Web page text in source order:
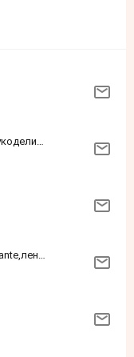
*Иnnaya - пряжа и товары для рукоделия*
*КАТЯ* одежда B*at*terflei ,Luissante,лен,хлопок